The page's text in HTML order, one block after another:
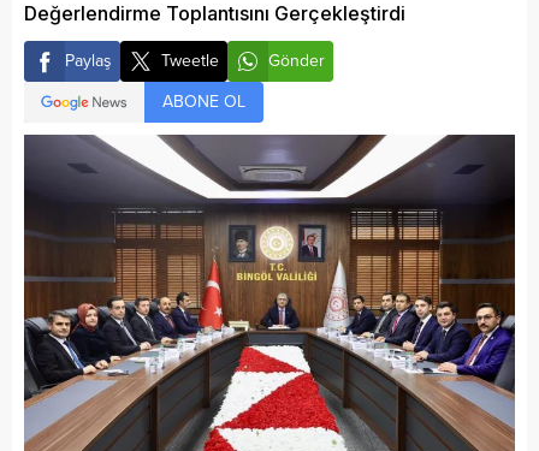
Değerlendirme Toplantısını Gerçekleştirdi
Paylaş Tweetle
Gönder
ABONE OL